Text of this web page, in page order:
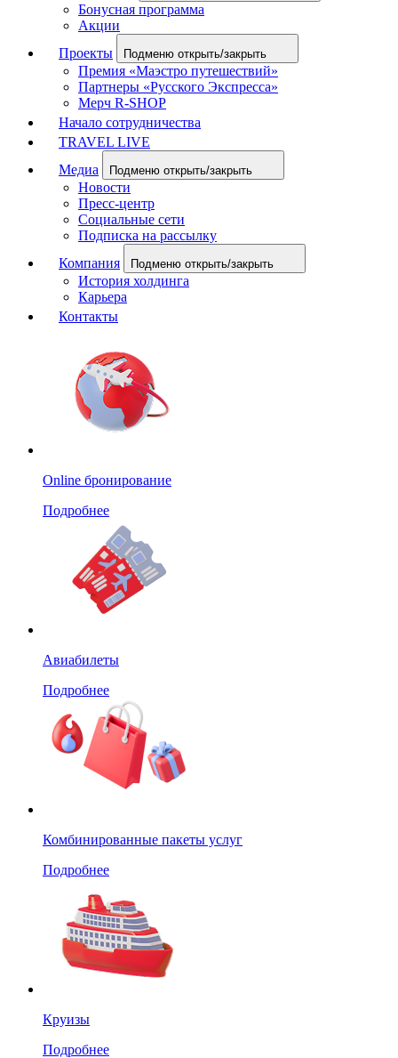
Бонусная программа
Акции
Проекты
Подменю открыть/закрыть
Премия «Маэстро путешествий»
Партнеры «Русского Экспресса»
Мерч R-SHOP
Начало сотрудничества
TRAVEL LIVE
Медиа
Подменю открыть/закрыть
Новости
Пресс-центр
Социальные сети
Подписка на рассылку
Компания
Подменю открыть/закрыть
История холдинга
Карьера
Контакты
Online бронирование
Подробнее
Авиабилеты
Подробнее
Комбинированные пакеты услуг
Подробнее
Круизы
Подробнее